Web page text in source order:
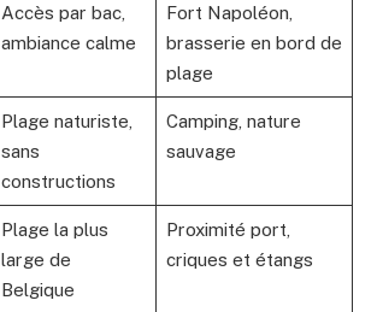
Accès par bac,
ambiance calme
Fort Napoléon,
brasserie en bord de
plage
Plage naturiste,
sans
constructions
Camping, nature
sauvage
Plage la plus
large de
Belgique
Proximité port,
criques et étangs